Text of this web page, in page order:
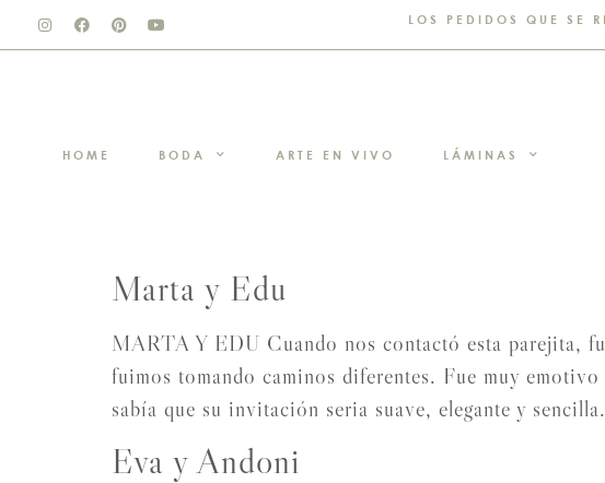
LOS PEDIDOS QUE SE
HOME BODA ARTE EN VIVO LÁMINAS
Marta y Edu
MARTA Y EDU Cuando nos contactó esta parejita,
fuimos tomando caminos diferentes. Fue muy
sabía que su invitación seria suave, elegante y
Eva y Andoni